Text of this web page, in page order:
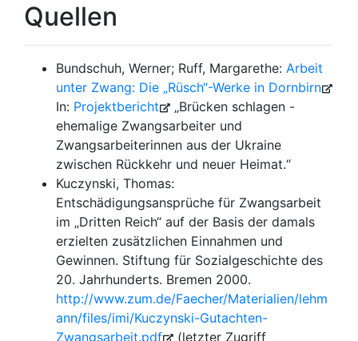
Quellen
Bundschuh, Werner; Ruff, Margarethe: Arbeit
unter Zwang: Die „Rüsch“-Werke in Dornbirn
In: Projektbericht
„Brücken schlagen -
ehemalige Zwangsarbeiter und
Zwangsarbeiterinnen aus der Ukraine
zwischen Rückkehr und neuer Heimat.“
Kuczynski, Thomas:
Entschädigungsansprüche für Zwangsarbeit
im „Dritten Reich“ auf der Basis der damals
erzielten zusätzlichen Einnahmen und
Gewinnen. Stiftung für Sozialgeschichte des
20. Jahrhunderts. Bremen 2000.
http://www.zum.de/Faecher/Materialien/lehm
ann/files/imi/Kuczynski-Gutachten-
Zwangsarbeit.pdf
(letzter Zugriff